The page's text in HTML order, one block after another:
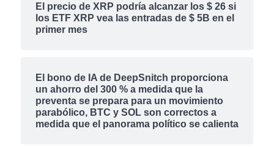
El precio de XRP podría alcanzar los $ 26 si
los ETF XRP vea las entradas de $ 5B en el
primer mes
El bono de IA de DeepSnitch proporciona
un ahorro del 300 % a medida que la
preventa se prepara para un movimiento
parabólico, BTC y SOL son correctos a
medida que el panorama político se calienta